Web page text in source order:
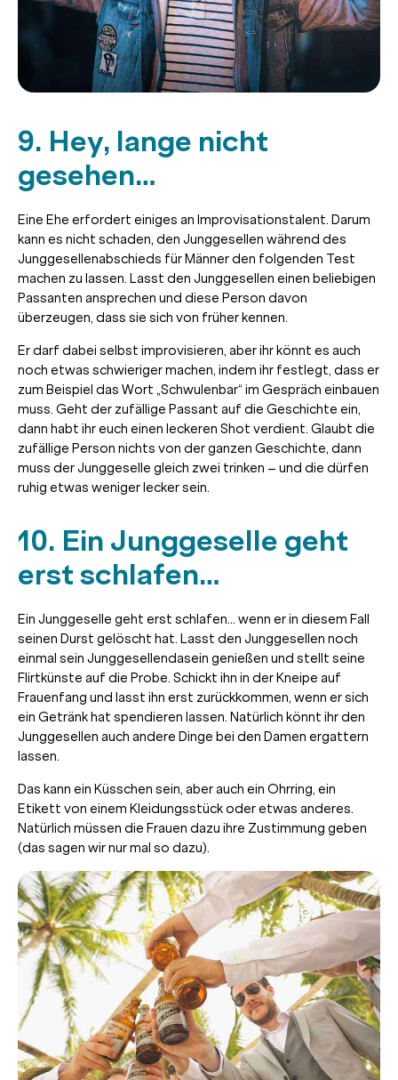
9. Hey, lange nicht
gesehen…
Eine Ehe erfordert einiges an Improvisationstalent. Darum
kann es nicht schaden, den Junggesellen während des
Junggesellenabschieds für Männer den folgenden Test
machen zu lassen. Lasst den Junggesellen einen beliebigen
Passanten ansprechen und diese Person davon
überzeugen, dass sie sich von früher kennen.
Er darf dabei selbst improvisieren, aber ihr könnt es auch
noch etwas schwieriger machen, indem ihr festlegt, dass er
zum Beispiel das Wort „Schwulenbar“ im Gespräch einbauen
muss. Geht der zufällige Passant auf die Geschichte ein,
dann habt ihr euch einen leckeren Shot verdient. Glaubt die
zufällige Person nichts von der ganzen Geschichte, dann
muss der Junggeselle gleich zwei trinken – und die dürfen
ruhig etwas weniger lecker sein.
10. Ein Junggeselle geht
erst schlafen…
Ein Junggeselle geht erst schlafen… wenn er in diesem Fall
seinen Durst gelöscht hat. Lasst den Junggesellen noch
einmal sein Junggesellendasein genießen und stellt seine
Flirtkünste auf die Probe. Schickt ihn in der Kneipe auf
Frauenfang und lasst ihn erst zurückkommen, wenn er sich
ein Getränk hat spendieren lassen. Natürlich könnt ihr den
Junggesellen auch andere Dinge bei den Damen ergattern
lassen.
Das kann ein Küsschen sein, aber auch ein Ohrring, ein
Etikett von einem Kleidungsstück oder etwas anderes.
Natürlich müssen die Frauen dazu ihre Zustimmung geben
(das sagen wir nur mal so dazu).